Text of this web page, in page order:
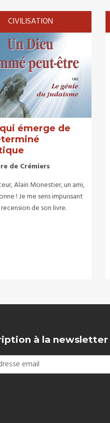
CIVILISATION
émerge de
de Crémiers
Alain Monestier, un ami,
! Je me sens impuissant
de son livre.
à la newsletter